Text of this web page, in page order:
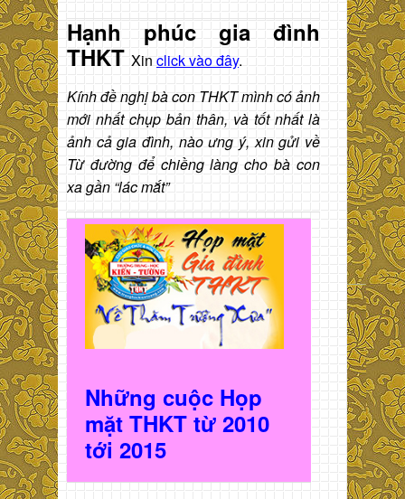
Hạnh phúc gia đình
THKT Xin click vào đây.
Kính đề nghị bà con THKT mình có ảnh
mới nhất chụp bản thân, và tốt nhất là
ảnh cả gia đình, nào ưng ý, xin gửi về
Từ đường để chiềng làng cho bà con
xa gần “lác mắt”
Những cuộc Họp
mặt THKT từ 2010
tới 2015